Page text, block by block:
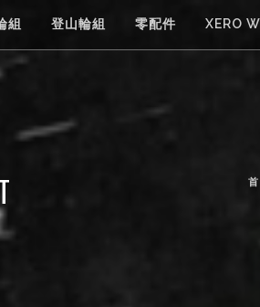
組 登山輪組 零配件 XERO